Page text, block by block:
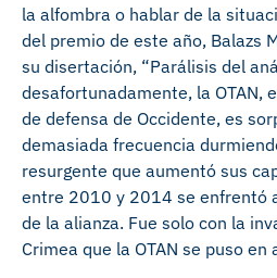
la alfombra o hablar de la
del premio de este año, Balazs
su disertación, “Parálisis del
desafortunadamente, la OTAN,
de defensa de Occidente, es
demasiada frecuencia
resurgente que aumentó sus
entre 2010 y 2014 se enfrentó
de la alianza. Fue solo con la
Crimea que la OTAN se puso en